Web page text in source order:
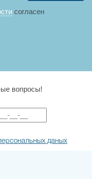
согласен
вопросы!
даных